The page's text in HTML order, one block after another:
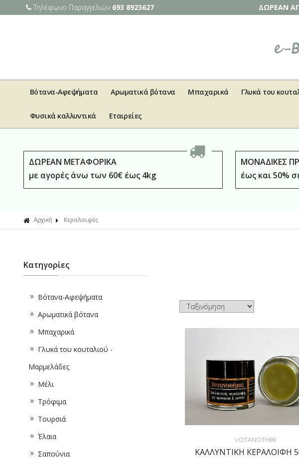
Τηλέφωνο Παραγγελιών 693 8923627 ΔΩΡΕΑΝ
Βότανα-Αφεψήματα Αρωματικά βότανα Μπαχαρικά Γλυκά του
Φυσικά καλλυντικά Εταιρείες
ΔΩΡΕΑΝ ΜΕΤΑΦΟΡΙΚΑ
με αγορές άνω των 60€ έως 4kg
ΜΟΝΑΔΙΚΕΣ
έως και 50%
Αρχική Κεραλοιφές
Κατηγορίες
Βότανα-Αφεψήματα
Αρωματικά βότανα
Μπαχαρικά
Γλυκά του κουταλιού -
Μαρμελάδες
Μέλι
Τρόφιμα
Τουρσιά
Έλαια
Σαπούνια
VOTANOTHIKI
ΚΑΛΛΥΝΤΙΚΗ ΚΕΡΑΛΟΙΦΗ